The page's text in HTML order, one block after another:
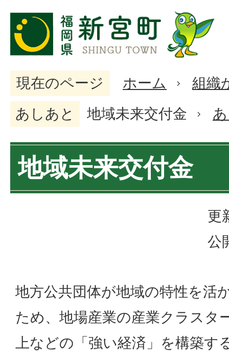
現在のページ ホーム
組織
あしあと
地域未来交付金
地域未来交付金
更
公
地方公共団体が地域の特性を活
ため、地場産業の産業クラスタ
上などの「強い経済」を構築す